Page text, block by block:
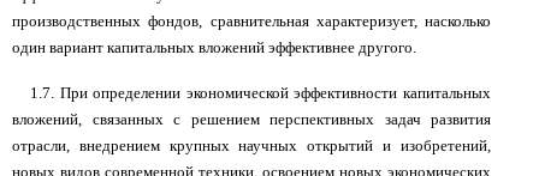
производственных фондов, сравнительная характеризует, насколько
один вариант капитальных вложений эффективнее другого.
1.7. При определении экономической эффективности капитальных
вложений, связанных с решением перспективных задач развития
отрасли, внедрением крупных научных открытий и изобретений,
новых видов современной техники, освоением новых экономических